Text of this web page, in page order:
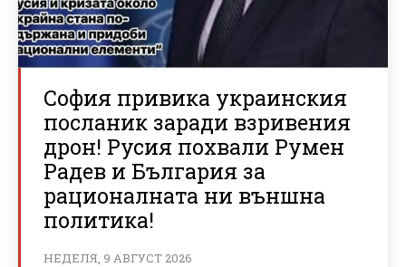
София привика украинския
посланик заради взривения
дрон! Русия похвали Румен
Радев и България за
рационалната ни външна
политика!
НЕДЕЛЯ, 9 АВГУСТ 2026